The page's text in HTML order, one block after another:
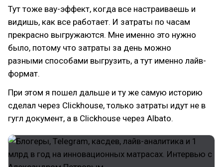
Тут тоже вау-эффект, когда все настраиваешь и
видишь, как все работает. И затраты по часам
прекрасно выгружаются. Мне именно это нужно
было, потому что затраты за день можно
разными способами выгрузить, а тут именно лайв-
формат.
При этом я пошел дальше и ту же самую историю
сделал через Clickhouse, только затраты идут не в
гугл документ, а в Clickhouse через Albato.